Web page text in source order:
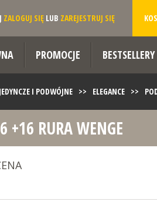
ZALOGUJ SIĘLUB ZAREJESTRUJ SIĘ
PROMOCJE BESTSELLERY
I PODWÓJNE >> ELEGANCE >>
+16 RURA WENGE